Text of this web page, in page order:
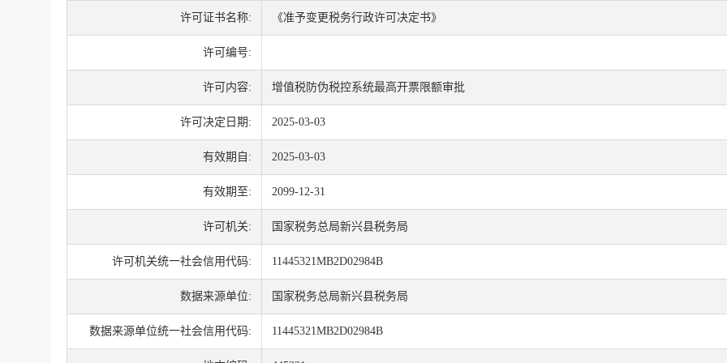
许可证书名称: 《准予变更税务行政许可决定书》
许可编号:
许可内容: 增值税防伪税控系统最高开票限额审批
许可决定日期: 2025-03-03
有效期自: 2025-03-03
有效期至: 2099-12-31
许可机关: 国家税务总局新兴县税务局
许可机关统一社会信用代码: 11445321MB2D02984B
数据来源单位: 国家税务总局新兴县税务局
数据来源单位统一社会信用代码: 11445321MB2D02984B